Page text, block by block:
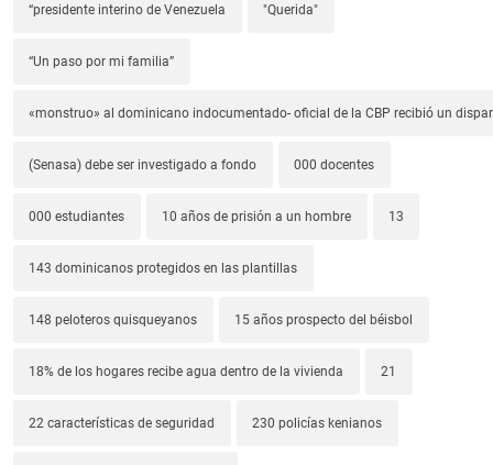
“presidente interino de Venezuela "Querida"
“Un paso por mi familia”
«monstruo» al dominicano indocumentado- oficial de la CBP recibió un
(Senasa) debe ser investigado a fondo 000 docentes
000 estudiantes 10 años de prisión a un hombre 13
143 dominicanos protegidos en las plantillas
148 peloteros quisqueyanos 15 años prospecto del béisbol
18% de los hogares recibe agua dentro de la vivienda 21
22 características de seguridad 230 policías kenianos